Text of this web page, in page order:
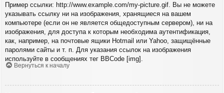
Пример ссылки: http://www.example.com/my-picture.gif. Вы не можете
указывать ссылку ни на изображения, хранящиеся на вашем
компьютере (если он не является общедоступным сервером), ни на
изображения, для доступа к которым необходима аутентификация,
как, например, на почтовые ящики Hotmail или Yahoo, защищённые
паролями сайты и т. п. Для указания ссылок на изображения
используйте в сообщениях тег BBCode [img].
Вернуться к началу